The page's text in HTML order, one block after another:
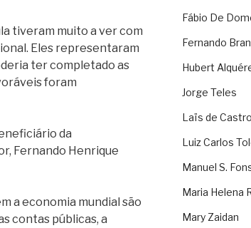
tiveram muito a ver com
Eles representaram
ter completado as
foram
da
Fernando Henrique
a economia mundial são
contas públicas, a
Fábio De
Fernando
Hubert
Jorge Teles
Laïs de Castro
Luiz Carlos
Manuel S.
Maria Helena
Mary Zaidan